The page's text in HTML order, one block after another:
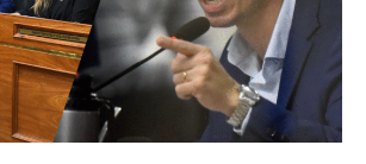
p
k r